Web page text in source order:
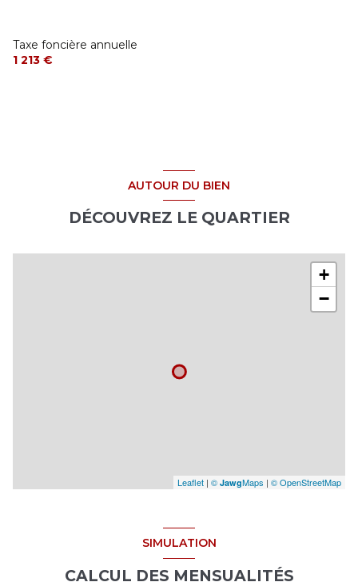
Taxe foncière annuelle
1 213 €
AUTOUR DU BIEN
DÉCOUVREZ LE QUARTIER
+
−
Leaflet | © JawgMaps | © OpenStreetMap
SIMULATION
CALCUL DES MENSUALITÉS